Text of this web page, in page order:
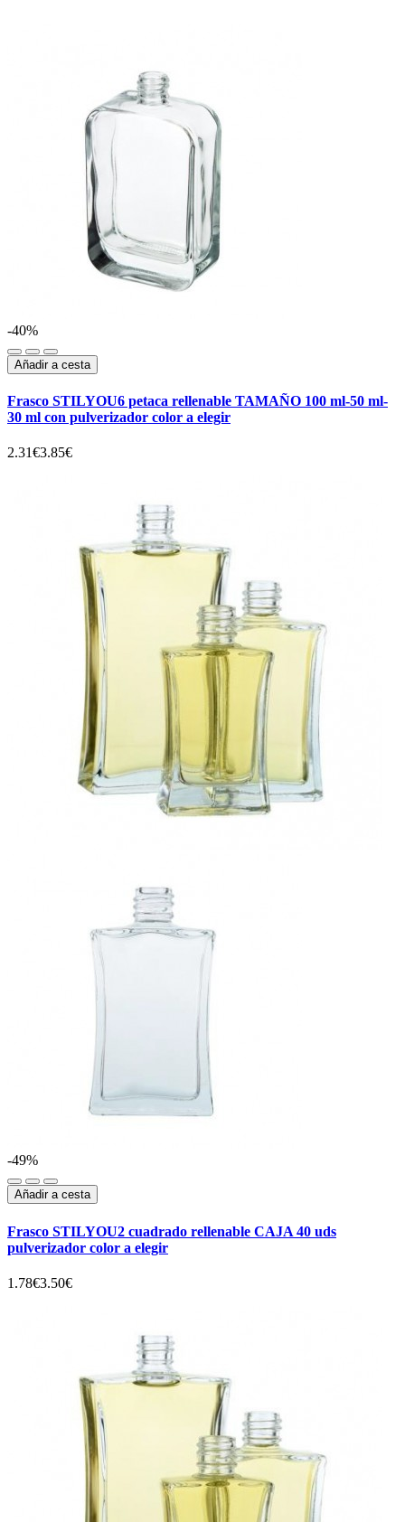
-40%
Añadir a cesta
Frasco STILYOU6 petaca rellenable TAMAÑO 100 ml-50 ml-
30 ml con pulverizador color a elegir
2.31€3.85€
-49%
Añadir a cesta
Frasco STILYOU2 cuadrado rellenable CAJA 40 uds
pulverizador color a elegir
1.78€3.50€